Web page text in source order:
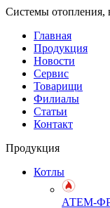
Системы отопления,
Главная
Продукция
Новости
Сервис
Товарищи
Филиалы
Статьи
Контакт
Продукция
Котлы
АТЕМ-